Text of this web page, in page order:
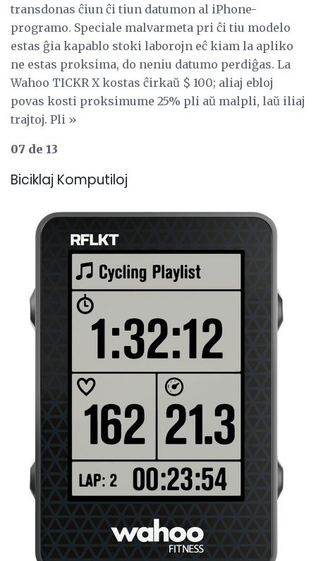
transdonas ĉiun ĉi tiun datumon al iPhone-
programo. Speciale malvarmeta pri ĉi tiu modelo
estas ĝia kapablo stoki laborojn eĉ kiam la apliko
ne estas proksima, do neniu datumo perdiĝas. La
Wahoo TICKR X kostas ĉirkaŭ $ 100; aliaj ebloj
povas kosti proksimume 25% pli aŭ malpli, laŭ iliaj
trajtoj. Pli »
07 de 13
Biciklaj Komputiloj